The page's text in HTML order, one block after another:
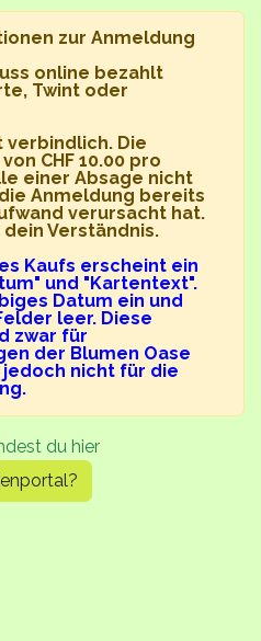
zur Anmeldung
online bezahlt
Twint oder
verbindlich. Die
CHF 10.00 pro
einer Absage nicht
Anmeldung bereits
verursacht hat.
Verständnis.
Kaufs erscheint ein
und "Kartentext".
Datum ein und
leer. Diese
zwar für
der Blumen Oase
jedoch nicht für die
du hier